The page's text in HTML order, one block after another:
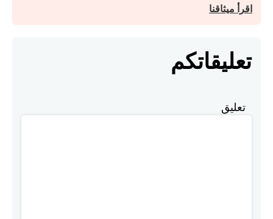
اقرأ ميثاقنا
تعليقاتكم
تعليق